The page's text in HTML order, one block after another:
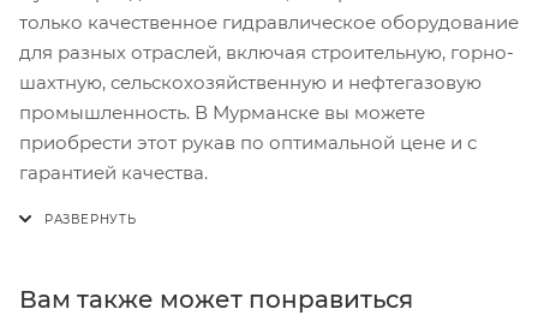
только качественное гидравлическое оборудование
для разных отраслей, включая строительную, горно-
шахтную, сельскохозяйственную и нефтегазовую
промышленность. В Мурманске вы можете
приобрести этот рукав по оптимальной цене и с
гарантией качества.
Вам также может понравиться